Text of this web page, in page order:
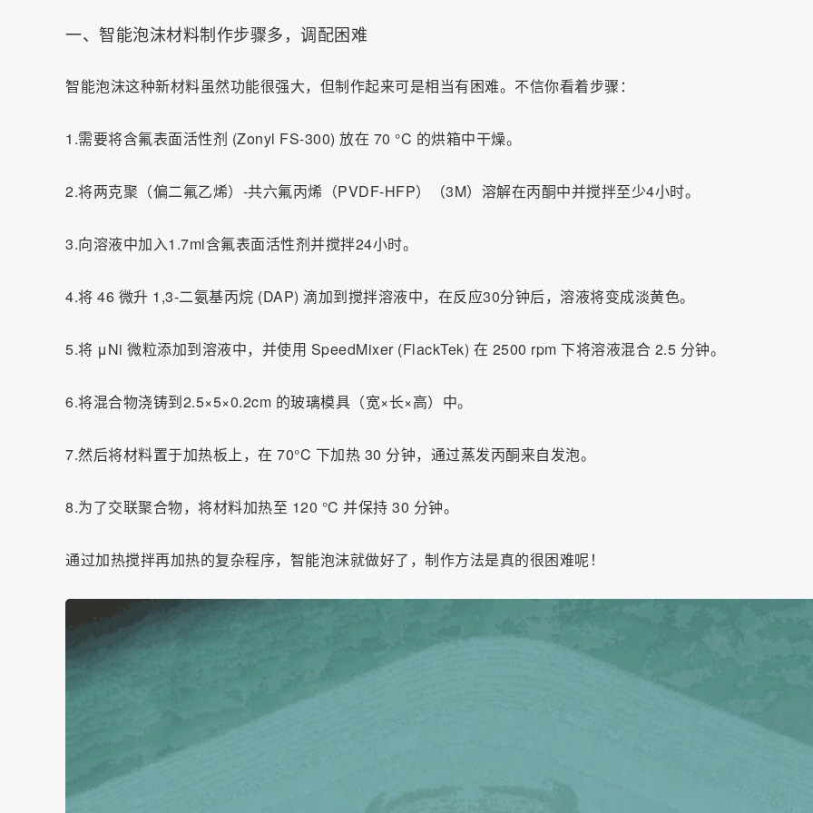
一、智能泡沫材料制作步骤多，调配困难
智能泡沫这种新材料虽然功能很强大，但制作起来可是相当有困难。不信你看着步骤：
1.需要将含氟表面活性剂 (Zonyl FS-300) 放在 70 °C 的烘箱中干燥。
2.将两克聚（偏二氟乙烯）-共六氟丙烯（PVDF-HFP）（3M）溶解在丙酮中并搅拌至少4小时。
3.向溶液中加入1.7ml含氟表面活性剂并搅拌24小时。
4.将 46 微升 1,3-二氨基丙烷 (DAP) 滴加到搅拌溶液中，在反应30分钟后，溶液将变成淡黄色。
5.将 μNi 微粒添加到溶液中，并使用 SpeedMixer (FlackTek) 在 2500 rpm 下将溶液混合 2.5 分钟。
6.将混合物浇铸到2.5×5×0.2cm 的玻璃模具（宽×长×高）中。
7.然后将材料置于加热板上，在 70°C 下加热 30 分钟，通过蒸发丙酮来自发泡。
8.为了交联聚合物，将材料加热至 120 °C 并保持 30 分钟。
通过加热搅拌再加热的复杂程序，智能泡沫就做好了，制作方法是真的很困难呢！